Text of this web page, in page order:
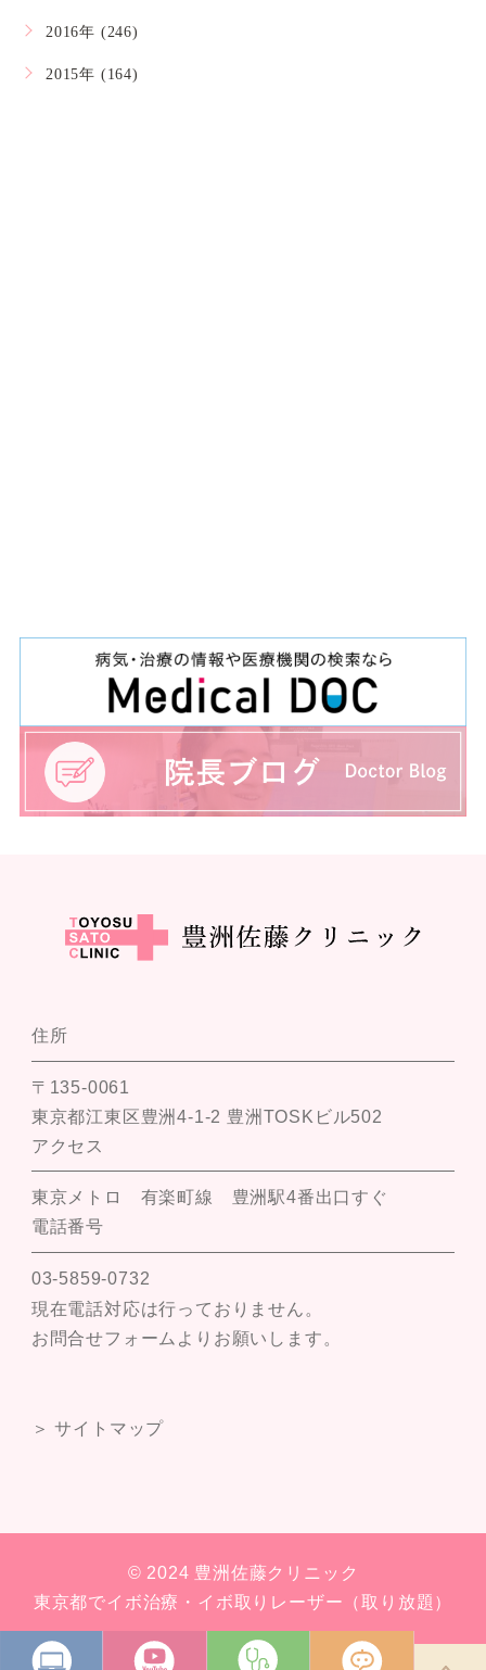
2016年 (246)
2015年 (164)
住所
〒135-0061
東京都江東区豊洲4-1-2 豊洲TOSKビル502
アクセス
東京メトロ 有楽町線 豊洲駅4番出口すぐ
電話番号
03-5859-0732
現在電話対応は行っておりません。
お問合せフォームよりお願いします。
＞ サイトマップ
© 2024 豊洲佐藤クリニック
東京都でイボ治療・イボ取りレーザー（取り放題）